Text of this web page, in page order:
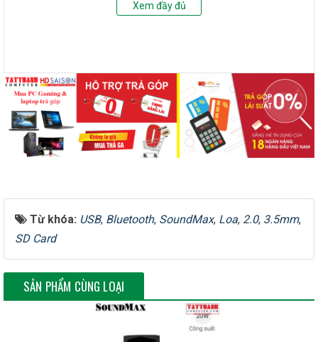
Optical, Coaxial
Tương thích ngõ
vào 2.1/5.1
2.1
Tổng công suất 60W (RMS)
Đáp ứng tần số 20Hz - 20KHz
Tỷ số nén nhiễu S/N >75dB
Xem đầy đủ
Từ khóa: USB, Bluetooth, SoundMax, Loa, 2.0, 3.5mm,
SD Card
SẢN PHẨM CÙNG LOẠI